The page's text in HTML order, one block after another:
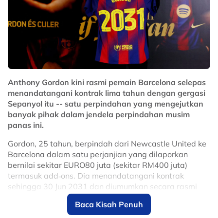
Anthony Gordon kini rasmi pemain Barcelona selepas
menandatangani kontrak lima tahun dengan gergasi
Sepanyol itu -- satu perpindahan yang mengejutkan
banyak pihak dalam jendela perpindahan musim
panas ini.
Gordon, 25 tahun, berpindah dari Newcastle United ke
Barcelona dalam satu perjanjian yang dilaporkan
bernilai sekitar EURO80 juta (sekitar RM400 juta)
termasuk add‑ons. Dia menandatangani kontrak
sehingga 30 Jun 2031 dan diumumkan secara rasmi
selepas menjalani pemeriksaan perubatan di
Baca Kisah Penuh